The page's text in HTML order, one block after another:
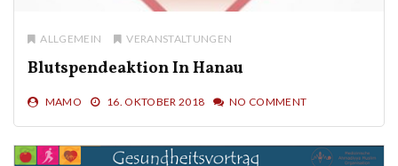
ALLGEMEIN VERANSTALTUNGEN
Blutspendeaktion In Hanau
MAMO 16. OKTOBER 2018 NO COMMENT